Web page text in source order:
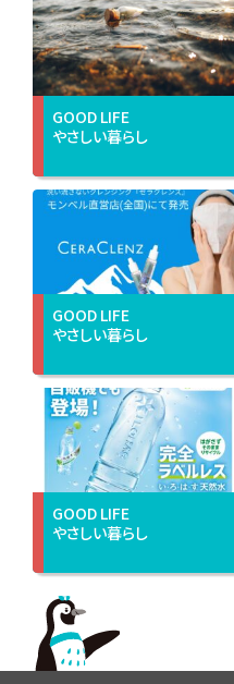
GOOD LIFE
やさしい暮らし
GOOD LIFE
やさしい暮らし
GOOD LIFE
やさしい暮らし